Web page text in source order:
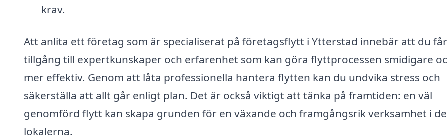
krav.
Att anlita ett företag som är specialiserat på företagsflytt i Ytterstad innebär att du får
tillgång till expertkunskaper och erfarenhet som kan göra flyttprocessen smidigare
mer effektiv. Genom att låta professionella hantera flytten kan du undvika stress och
säkerställa att allt går enligt plan. Det är också viktigt att tänka på framtiden: en väl
genomförd flytt kan skapa grunden för en växande och framgångsrik verksamhet i
lokalerna.